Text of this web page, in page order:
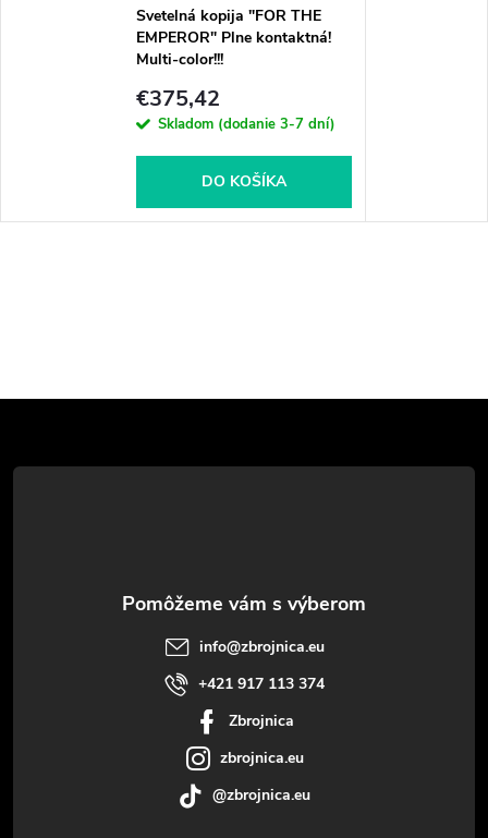
Svetelná kopija "FOR THE
EMPEROR" Plne kontaktná!
Multi-color!!!
€375,42
Skladom (dodanie 3-7 dní)
DO KOŠÍKA
á
info@zbrojnica.eu
+421 917 113 374
Zbrojnica
zbrojnica.eu
@zbrojnica.eu